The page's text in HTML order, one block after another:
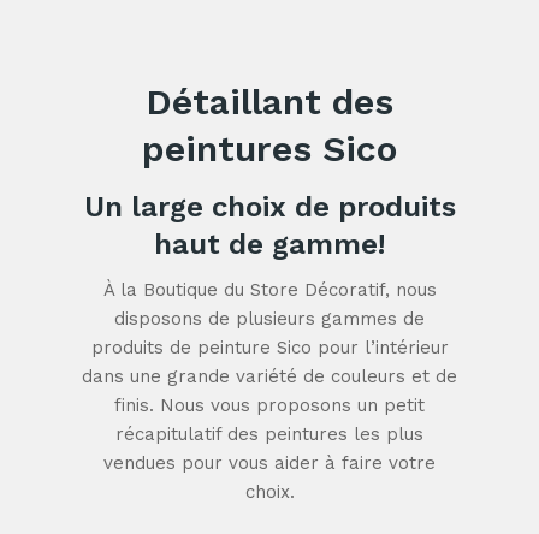
Détaillant des
peintures Sico
Un large choix de produits
haut de gamme!
À la Boutique du Store Décoratif, nous
disposons de plusieurs gammes de
produits de peinture Sico pour l’intérieur
dans une grande variété de couleurs et de
finis. Nous vous proposons un petit
récapitulatif des peintures les plus
vendues pour vous aider à faire votre
choix.